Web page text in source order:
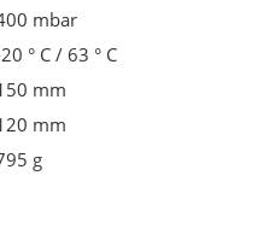
mbar
° C / 63 ° C
mm
mm
g